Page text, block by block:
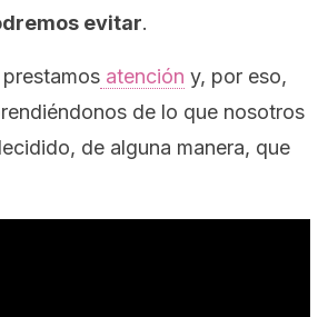
evitar.
atención y, por eso,
de lo que nosotros
de alguna manera, que